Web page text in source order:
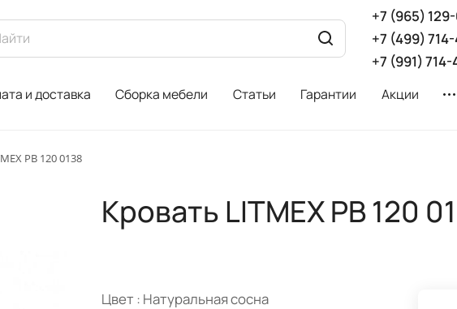
+7 (965)
+7 (499)
+7 (991)
и доставка Сборка мебели Статьи Гарантии Акции
PB 120 0138
Кровать LITMEX PB 120
Цвет : Натуральная сосна